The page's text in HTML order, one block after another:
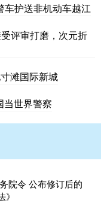
护送非机动车越江
评审打磨，次元折
滩国际新城
当世界警察
院令 公布修订后的